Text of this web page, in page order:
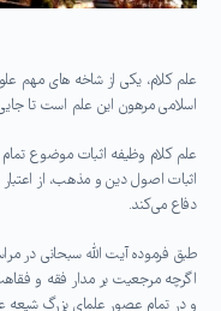
علم کلام، یکی از شاخه های مهم
اسلامی مرهون این علم است تا جایی
علم کلام وظیفه اثبات موضوع تمام
اثبات اصول دین و مذهب، از
دفاع می‌کند.
طبق فرموده آیت الله سبحانی در
اگرچه مرجعیت بر مدار فقه و
و در تمام عصور علمای بزرگ شیعه